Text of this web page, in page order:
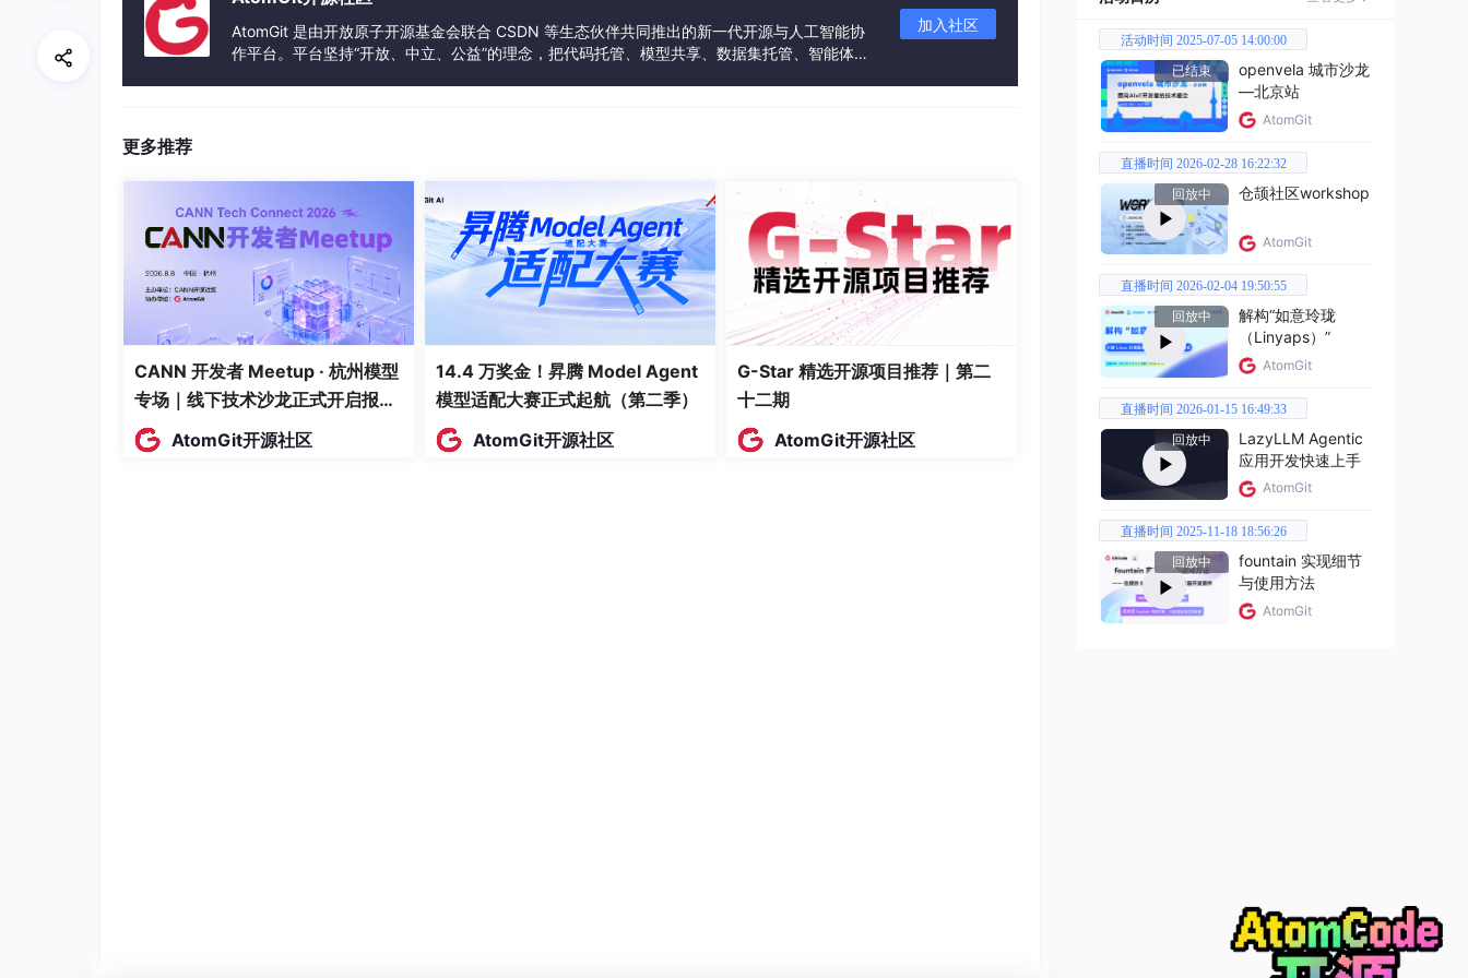
AtomGit 是由开放原子开源基金会联合 CSDN 等生态伙伴共同推出的新一代开源与人工智能协
作平台。平台坚持“开放、中立、公益”的理念，把代码托管、模型共享、数据集托管、智能体开
加入社区
更多推荐
CANN 开发者 Meetup · 杭州模型
专场｜线下技术沙龙正式开启报
名！
AtomGit开源社区
14.4 万奖金！昇腾 Model Agent
模型适配大赛正式起航（第二季）
AtomGit开源社区
G-Star 精选开源项目推荐｜第二
十二期
AtomGit开源社区
活动时间 2025-07-05 14:00:00
已结束
openvela 城市沙龙
—北京站
AtomGit
直播时间 2026-02-28 16:22:32
回放中
仓颉社区workshop
AtomGit
直播时间 2026-02-04 19:50:55
回放中
解构“如意玲珑
（Linyaps）”
AtomGit
直播时间 2026-01-15 16:49:33
回放中
LazyLLM Agentic
应用开发快速上手
AtomGit
直播时间 2025-11-18 18:56:26
回放中
fountain 实现细节
与使用方法
AtomGit